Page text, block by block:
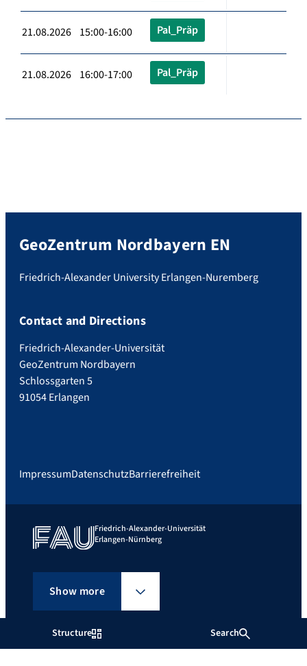
Structure Search
21.08.2026 15:00-16:00 Pal_Präp
21.08.2026 16:00-17:00 Pal_Präp
GeoZentrum Nordbayern EN
Friedrich-Alexander University Erlangen-Nuremberg
Contact and Directions
Friedrich-Alexander-Universität
GeoZentrum Nordbayern
Schlossgarten 5
91054 Erlangen
ImpressumDatenschutzBarrierefreiheit
Friedrich-Alexander-Universität
Erlangen-Nürnberg
Show more